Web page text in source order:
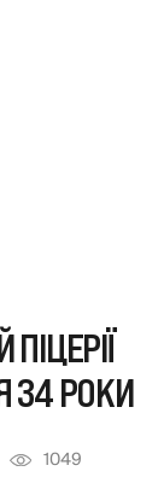
34 РОКИ
1049